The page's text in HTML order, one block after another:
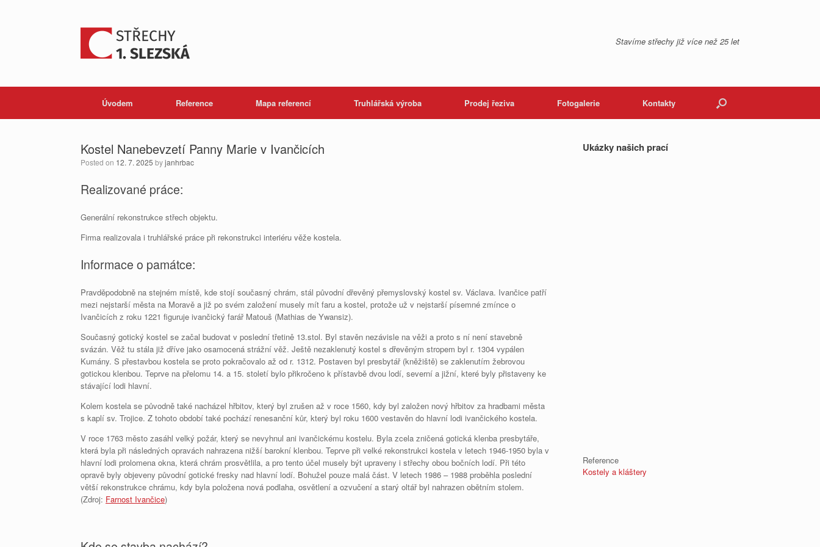
Stavíme střechy již více než 25 let
Úvodem Reference Mapa referencí Truhlářská výroba Prodej řeziva Fotogalerie Kontakty
Kostel Nanebevzetí Panny Marie v Ivančicích
Posted on 12. 7. 2025 byjanhrbac
Realizované práce:
Generální rekonstrukce střech objektu.
Firma realizovala i truhlářské práce při rekonstrukci interiéru věže kostela.
Informace o památce:
Pravděpodobně na stejném místě, kde stojí současný chrám, stál původní dřevěný přemyslovský kostel sv. Václava. Ivančice patří
mezi nejstarší města na Moravě a již po svém založení musely mít faru a kostel, protože už v nejstarší písemné zmínce o
Ivančicích z roku 1221 figuruje ivančický farář Matouš (Mathias de Ywansiz).
Současný gotický kostel se začal budovat v poslední třetině 13.stol. Byl stavěn nezávisle na věži a proto s ní není stavebně
svázán. Věž tu stála již dříve jako osamocená strážní věž. Ještě nezaklenutý kostel s dřevěným stropem byl r. 1304 vypálen
Kumány. S přestavbou kostela se proto pokračovalo až od r. 1312. Postaven byl presbytář (kněžiště) se zaklenutím žebrovou
gotickou klenbou. Teprve na přelomu 14. a 15. století bylo přikročeno k přístavbě dvou lodí, severní a jižní, které byly přistaveny ke
stávající lodi hlavní.
Kolem kostela se původně také nacházel hřbitov, který byl zrušen až v roce 1560, kdy byl založen nový hřbitov za hradbami města
s kaplí sv. Trojice. Z tohoto období také pochází renesanční kůr, který byl roku 1600 vestavěn do hlavní lodi ivančického kostela.
V roce 1763 město zasáhl velký požár, který se nevyhnul ani ivančickému kostelu. Byla zcela zničená gotická klenba presbytáře,
která byla při následných opravách nahrazena nižší barokní klenbou. Teprve při velké rekonstrukci kostela v letech 1946-1950 byla v
hlavní lodi prolomena okna, která chrám prosvětlila, a pro tento účel musely být upraveny i střechy obou bočních lodí. Při této
opravě byly objeveny původní gotické fresky nad hlavní lodí. Bohužel pouze malá část. V letech 1986 – 1988 proběhla poslední
větší rekonstrukce chrámu, kdy byla položena nová podlaha, osvětlení a ozvučení a starý oltář byl nahrazen obětním stolem.
(Zdroj: Farnost Ivančice)
Ukázky našich prací
Reference
Kostely a kláštery